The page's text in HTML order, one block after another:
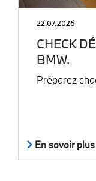
22.07.2026
CHECK
BMW.
Préparez
En savoir plus